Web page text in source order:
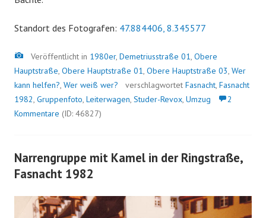
Standort des Fotografen: 47.884406, 8.345577
Bild
Veröffentlicht in 1980er, Demetriusstraße 01, Obere
Hauptstraße, Obere Hauptstraße 01, Obere Hauptstraße 03, Wer
kann helfen?, Wer weiß wer? verschlagwortet Fasnacht, Fasnacht
1982, Gruppenfoto, Leiterwagen, Studer-Revox, Umzug
2
Kommentare (ID: 46827)
Narrengruppe mit Kamel in der Ringstraße,
Fasnacht 1982